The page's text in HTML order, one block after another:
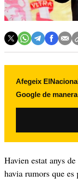
Afegeix
Google de
Havien estat anys
havia rumors que